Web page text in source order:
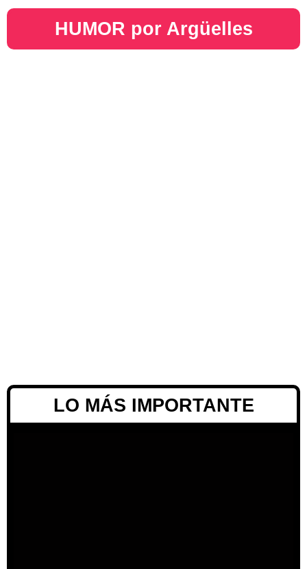
HUMOR por Argüelles​
LO MÁS IMPORTANTE